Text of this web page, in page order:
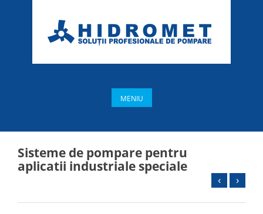
MENIU
Sisteme de pompare pentru
aplicatii industriale speciale
‹ ›